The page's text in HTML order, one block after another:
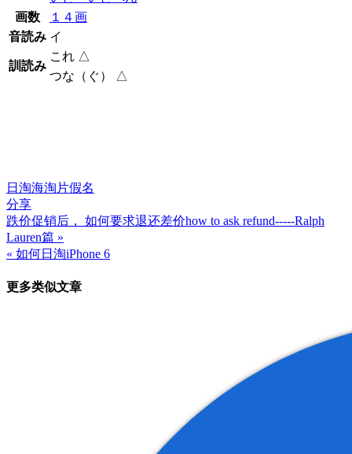
画数
１４画
音読み イ
訓読み
これ △
つな（ぐ） △
日淘海淘 片假名
分享
文
章
跌价促销后， 如何要求退还差价how to ask refund-----Ralph
Lauren篇 »
« 如何日淘iPhone 6
更多类似文章